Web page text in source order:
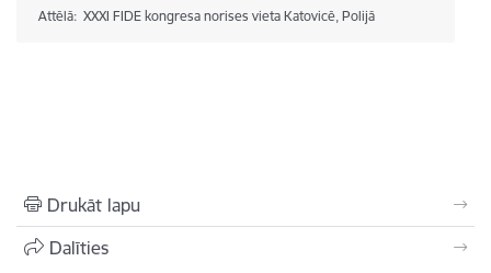
Attēlā: XXXI FIDE kongresa norises vieta Katovicē, Polijā
Drukāt lapu
Dalīties